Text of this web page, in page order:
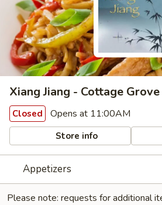
Xiang Jiang - Cottage Grove
Closed Opens at 11:00AM
Store info
Appetizers
Please note: requests for additional